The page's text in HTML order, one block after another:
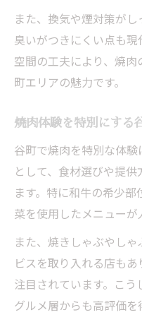
焼肉でも野菜
験
バランス重視
ヘルシー志向
焼肉と野菜の
現
焼肉を食べな
焼きしゃぶも味わ
焼肉と焼きし
う
谷町の焼肉で
説
焼肉新提案！
また、換気や煙対策が
臭いがつきにくい点も現
空間の工夫により、焼
町エリアの魅力です。
焼肉体験を特別にする
谷町で焼肉を特別な体
として、食材選びや提
ます。特に和牛の希少
菜を使用したメニューが
また、焼きしゃぶやし
ビスを取り入れる店も
注目されています。こ
グルメ層からも高評価を